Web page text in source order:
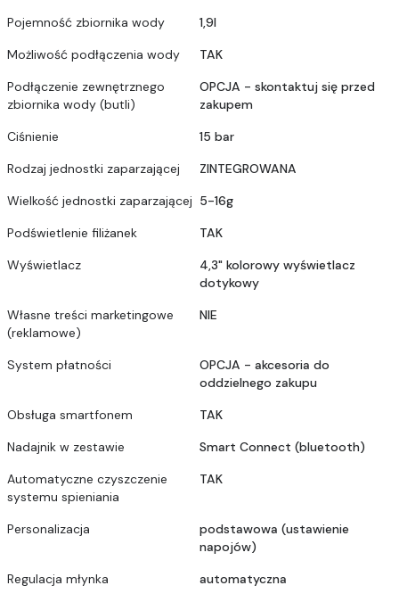
Pojemność zbiornika wody
1,9l
Możliwość podłączenia wody
TAK
Podłączenie zewnętrznego
zbiornika wody (butli)
OPCJA - skontaktuj się przed
zakupem
Ciśnienie
15 bar
Rodzaj jednostki zaparzającej
ZINTEGROWANA
Wielkość jednostki zaparzającej 5-16g
Podświetlenie filiżanek
TAK
Wyświetlacz
4,3" kolorowy wyświetlacz
dotykowy
Własne treści marketingowe
(reklamowe)
NIE
System płatności
OPCJA - akcesoria do
oddzielnego zakupu
Obsługa smartfonem
TAK
Nadajnik w zestawie
Smart Connect (bluetooth)
Automatyczne czyszczenie
systemu spieniania
TAK
Personalizacja
podstawowa (ustawienie
napojów)
Regulacja młynka
automatyczna